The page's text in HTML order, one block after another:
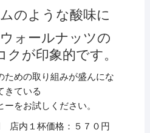
のような酸味に
ォールナッツの
が印象的です。
ための取り組みが盛んにな
きている
をお試しください。
店内１杯価格：５７０円